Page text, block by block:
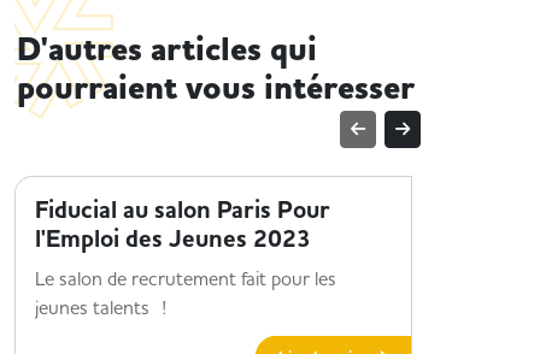
D'autres articles qui
pourraient vous intéresser
Fiducial au salon Paris Pour
l'Emploi des Jeunes 2023
Le salon de recrutement fait pour les
jeunes talents !